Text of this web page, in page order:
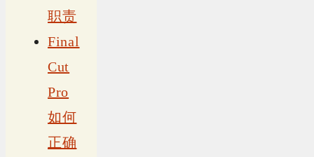
职责
Final
Cut
Pro
如何
正确